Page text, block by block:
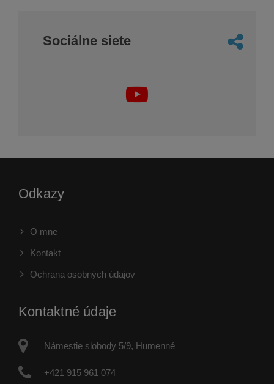
Sociálne siete
Odkazy
O mne
Kontakt
Ochrana osobných údajov
Kontaktné údaje
Námestie slobody 5/9, Humenné
+421 915 961 074